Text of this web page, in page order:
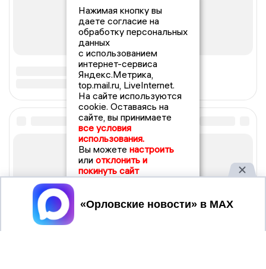
Нажимая кнопку вы
даете согласие на
обработку персональных
данных
с использованием
интернет-сервиса
Яндекс.Метрика,
top.mail.ru, LiveInternet.
На сайте используются
cookie. Оставаясь на
сайте, вы принимаете
все условия
использования.
Вы можете настроить
или отклонить и
покинуть сайт
Принять